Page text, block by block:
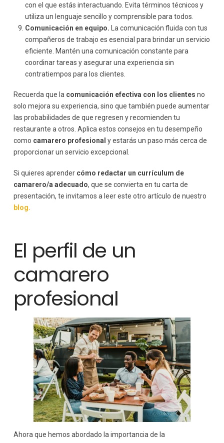
con el que estás interactuando. Evita términos técnicos y
utiliza un lenguaje sencillo y comprensible para todos.
Comunicación en equipo. La comunicación fluida con tus
compañeros de trabajo es esencial para brindar un servicio
eficiente. Mantén una comunicación constante para
coordinar tareas y asegurar una experiencia sin
contratiempos para los clientes.
Recuerda que la comunicación efectiva con los clientes no
solo mejora su experiencia, sino que también puede aumentar
las probabilidades de que regresen y recomienden tu
restaurante a otros. Aplica estos consejos en tu desempeño
como camarero profesional y estarás un paso más cerca de
proporcionar un servicio excepcional.
Si quieres aprender cómo redactar un currículum de
camarero/a adecuado, que se convierta en tu carta de
presentación, te invitamos a leer este otro artículo de nuestro
blog.
El perfil de un
camarero
profesional
Ahora que hemos abordado la importancia de la